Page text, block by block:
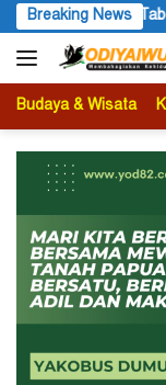
Langsung
ke
konten
Breaking News
Tanah SP II
Budaya & Wisata